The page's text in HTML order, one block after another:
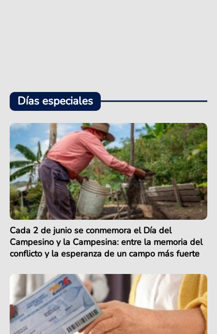
Días especiales
Cada 2 de junio se conmemora el Día del
Campesino y la Campesina: entre la memoria del
conflicto y la esperanza de un campo más fuerte